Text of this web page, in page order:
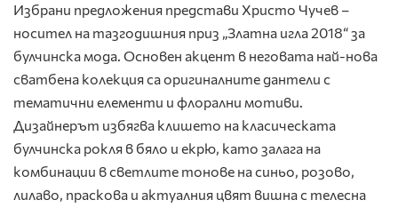
Избрани предложения представи Христо Чучев –
носител на тазгодишния приз „Златна игла 2018“ за
булчинска мода. Основен акцент в неговата най-нова
сватбена колекция са оригиналните дантели с
тематични елементи и флорални мотиви.
Дизайнерът избягва клишето на класическата
булчинска рокля в бяло и екрю, като залага на
комбинации в светлите тонове на синьо, розово,
лилаво, праскова и актуалния цвят вишна с телесна